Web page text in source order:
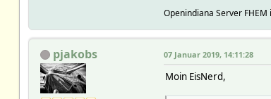
Openindiana Server FHEM
pjakobs 07 Januar 2019, 14:11:28
Moin EisNerd,